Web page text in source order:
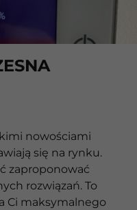
nowościami
się na rynku.
zaproponować
rozwiązań. To
Ci maksymalnego